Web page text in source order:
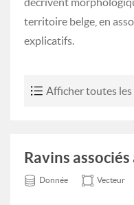
territoire belge, en
explicatifs.
Afficher toutes
Ravins associés
Donnée Vecteur